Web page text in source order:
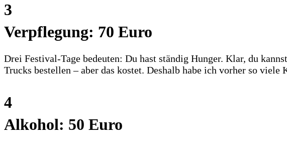
3
Verpflegung: 70 Euro
Drei Festival-Tage bedeuten: Du hast ständig Hunger. Klar, du
Trucks bestellen – aber das kostet. Deshalb habe ich vorher so
4
Alkohol: 50 Euro